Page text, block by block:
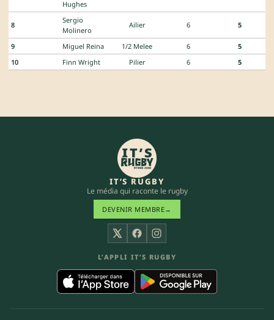
Hughes
8
Sergio
Molinero
Ailier 6 5
9 Miguel Reina 1/2 Melee 6
5
10
Finn Wright Pilier 6 5
IT’S RUGBY
Le média qui raconte le rugby
DEVENIR MEMBRE→
X FacebookInstagram
L’APPLI IT’S RUGBY